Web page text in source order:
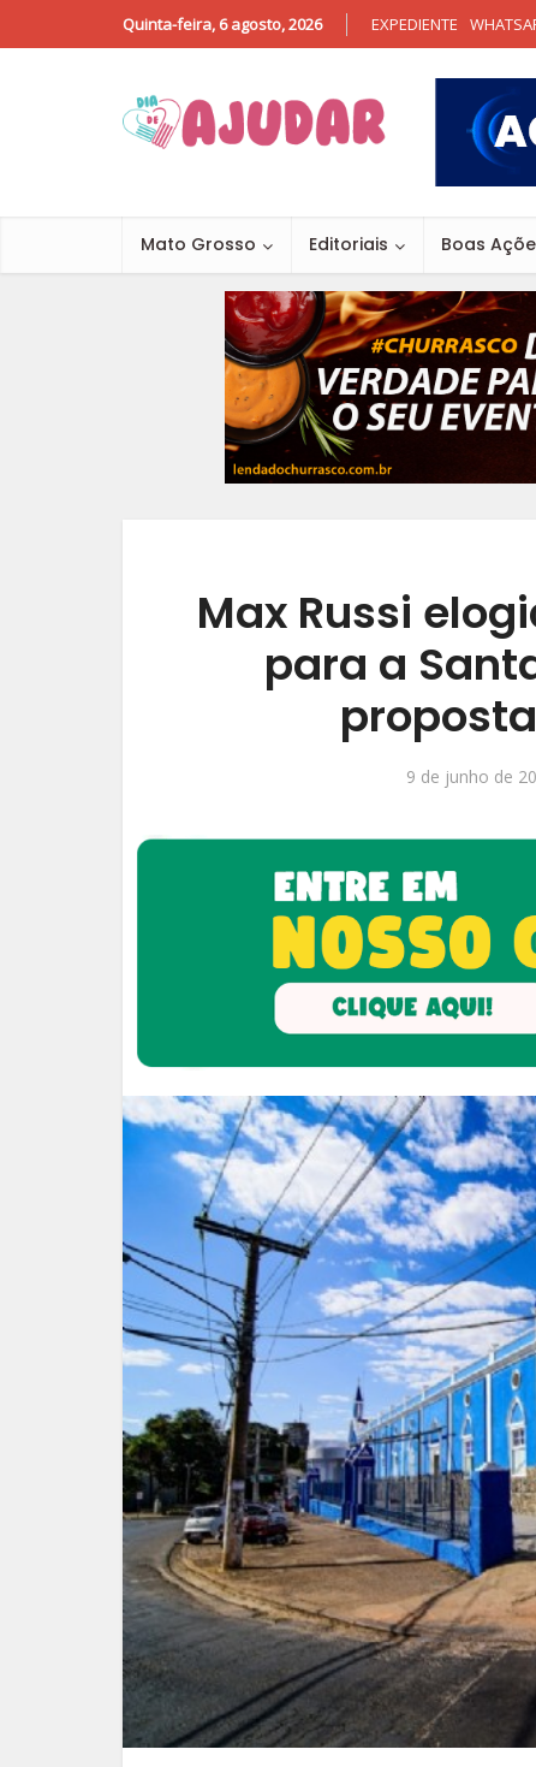
Quinta-feira, 6 agosto, 2026 EXPEDIENTE
Mato Grosso Editoriais Boas
Max Russi
para a
9 de junho de